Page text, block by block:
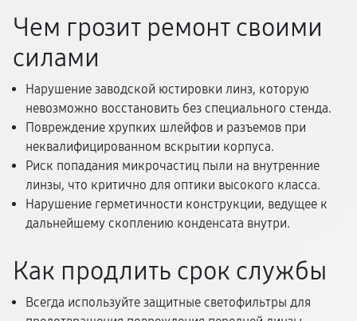
Чем грозит ремонт своими
силами
Нарушение заводской юстировки линз, которую
невозможно восстановить без специального стенда.
Повреждение хрупких шлейфов и разъемов при
неквалифицированном вскрытии корпуса.
Риск попадания микрочастиц пыли на внутренние
линзы, что критично для оптики высокого класса.
Нарушение герметичности конструкции, ведущее к
дальнейшему скоплению конденсата внутри.
Как продлить срок службы
Всегда используйте защитные светофильтры для